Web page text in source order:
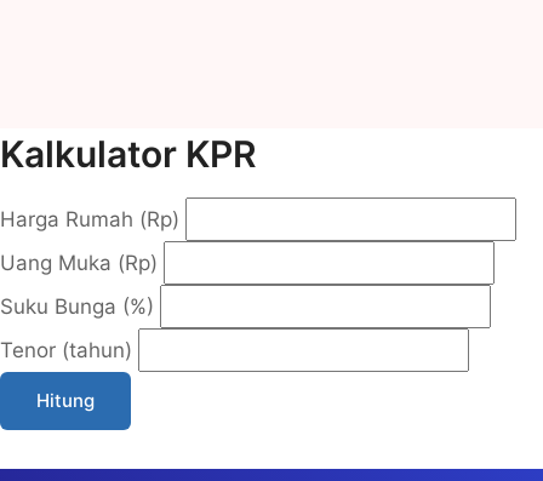
Kalkulator KPR
Harga Rumah (Rp)
Uang Muka (Rp)
Suku Bunga (%)
Tenor (tahun)
Hitung